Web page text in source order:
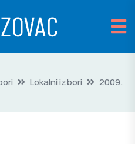
Lokalni izbori 2009.